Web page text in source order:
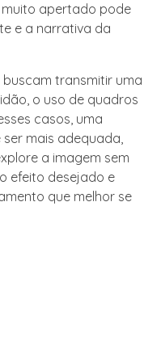
apertado pode
e a narrativa da
transmitir uma
o uso de quadros
casos, uma
mais adequada,
a imagem sem
efeito desejado e
que melhor se